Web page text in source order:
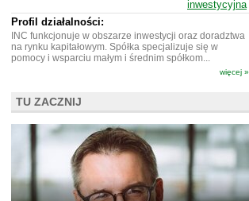
inwestycyjna
Profil działalności:
INC funkcjonuje w obszarze inwestycji oraz doradztwa
na rynku kapitałowym. Spółka specjalizuje się w
pomocy i wsparciu małym i średnim spółkom...
więcej »
TU ZACZNIJ